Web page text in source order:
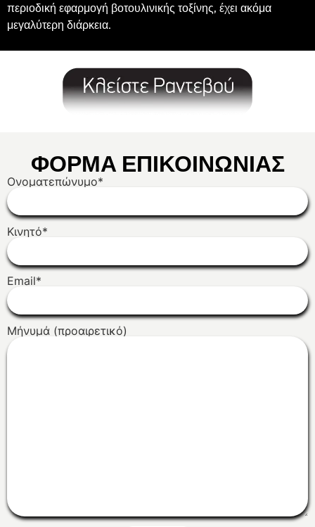
περιοδική εφαρμογή βοτουλινικής τοξίνης, έχει ακόμα
μεγαλύτερη διάρκεια.
ΦΟΡΜΑ ΕΠΙΚΟΙΝΩΝΙΑΣ
Ονοματεπώνυμο*
Κινητό*
Email*
Μήνυμά (προαιρετικό)